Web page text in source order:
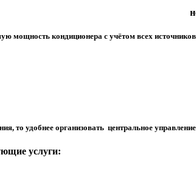
мощность кондиционера с учётом всех
то удобнее организовать центральное
услуги: